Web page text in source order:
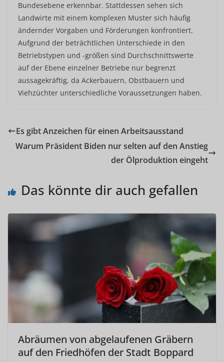
Bundesebene erkennbar. Stattdessen sehen sich
Landwirte mit einem komplexen Muster sich häufig
ändernder Vorgaben und Förderungen konfrontiert.
Aufgrund der beträchtlichen Unterschiede in den
Betriebstypen und -größen sind Durchschnittswerte
auf der Ebene einzelner Betriebe nur begrenzt
aussagekräftig, da Ackerbauern, Obstbauern und
Viehzüchter unterschiedliche Voraussetzungen haben.
Es gibt Anzeichen für einen Arbeitsausstand
Warum Präsident Biden nur selten auf den Anstieg
der Ölproduktion eingeht
Das könnte dir auch gefallen
Abräumen von abgelaufenen Gräbern
auf den Friedhöfen der Stadt Boppard